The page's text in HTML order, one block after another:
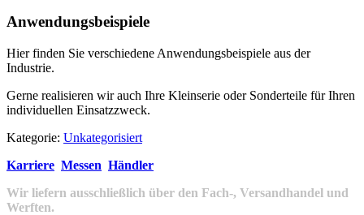
Anwendungsbeispiele
Hier finden Sie verschiedene Anwendungsbeispiele aus der
Industrie.
Gerne realisieren wir auch Ihre Kleinserie oder Sonderteile für Ihren
individuellen Einsatzzweck.
Kategorie: Unkategorisiert
Karriere Messen Händler
Wir liefern ausschließlich über den Fach-, Versandhandel und
Werften.